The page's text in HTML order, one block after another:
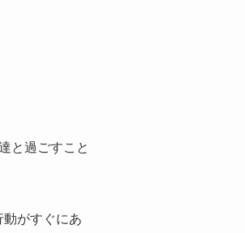
と過ごすこと
がすぐにあ